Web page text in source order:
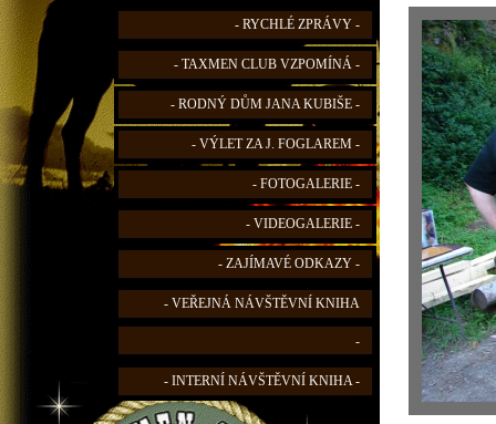
- RYCHLÉ ZPRÁVY -
- TAXMEN CLUB VZPOMÍNÁ -
- RODNÝ DŮM JANA KUBIŠE -
- VÝLET ZA J. FOGLAREM -
- FOTOGALERIE -
- VIDEOGALERIE -
- ZAJÍMAVÉ ODKAZY -
- VEŘEJNÁ NÁVŠTĚVNÍ KNIHA
-
- INTERNÍ NÁVŠTĚVNÍ KNIHA -